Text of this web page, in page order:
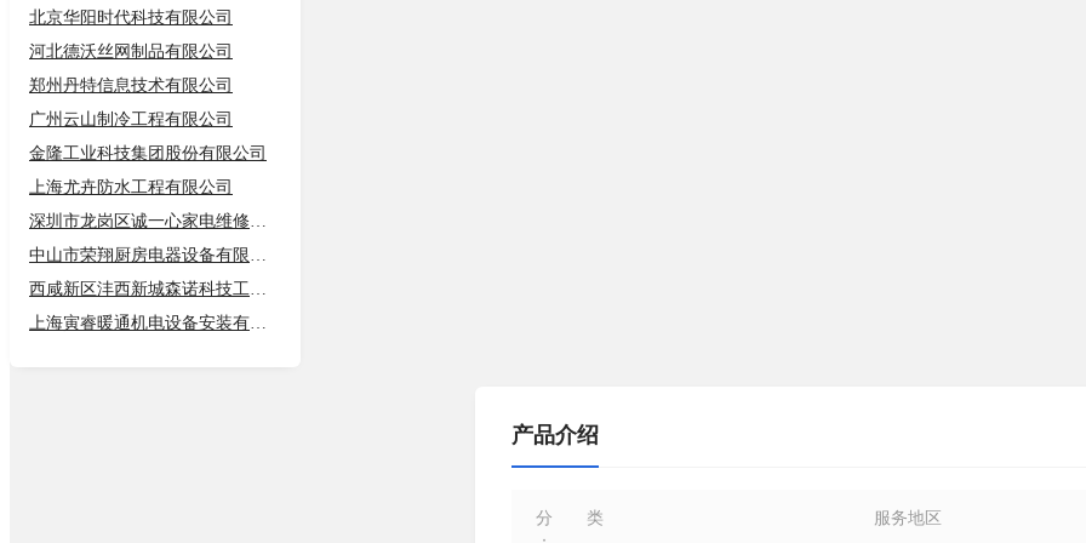
北京华阳时代科技有限公司
河北德沃丝网制品有限公司
郑州丹特信息技术有限公司
广州云山制冷工程有限公司
金隆工业科技集团股份有限公司
上海尤卉防水工程有限公司
深圳市龙岗区诚一心家电维修店（个体
中山市荣翔厨房电器设备有限公司
西咸新区沣西新城森诺科技工作室
上海寅睿暖通机电设备安装有限公司
产品介绍
分类
服务地区